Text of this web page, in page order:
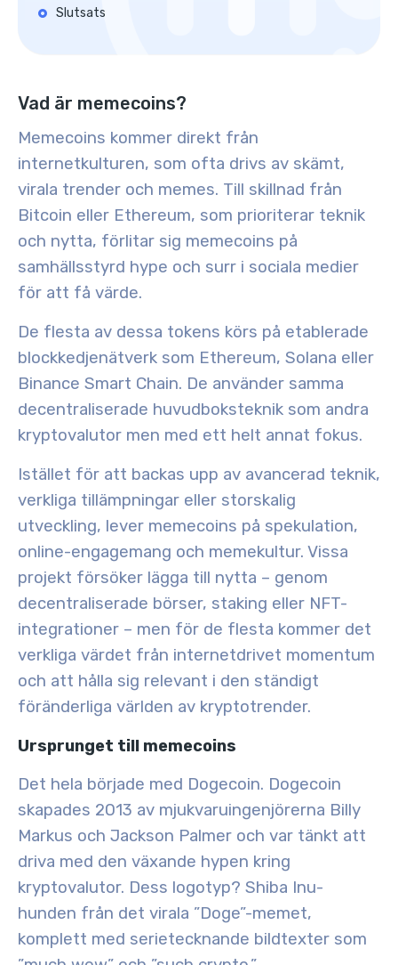
Slutsats
Vad är memecoins?
Memecoins kommer direkt från
internetkulturen, som ofta drivs av skämt,
virala trender och memes. Till skillnad från
Bitcoin eller Ethereum, som prioriterar teknik
och nytta, förlitar sig memecoins på
samhällsstyrd hype och surr i sociala medier
för att få värde.
De flesta av dessa tokens körs på etablerade
blockkedjenätverk som Ethereum, Solana eller
Binance Smart Chain. De använder samma
decentraliserade huvudboksteknik som andra
kryptovalutor men med ett helt annat fokus.
Istället för att backas upp av avancerad teknik,
verkliga tillämpningar eller storskalig
utveckling, lever memecoins på spekulation,
online-engagemang och memekultur. Vissa
projekt försöker lägga till nytta – genom
decentraliserade börser, staking eller NFT-
integrationer – men för de flesta kommer det
verkliga värdet från internetdrivet momentum
och att hålla sig relevant i den ständigt
föränderliga världen av kryptotrender.
Ursprunget till memecoins
Det hela började med Dogecoin. Dogecoin
skapades 2013 av mjukvaruingenjörerna Billy
Markus och Jackson Palmer och var tänkt att
driva med den växande hypen kring
kryptovalutor. Dess logotyp? Shiba Inu-
hunden från det virala ”Doge”-memet,
komplett med serietecknande bildtexter som